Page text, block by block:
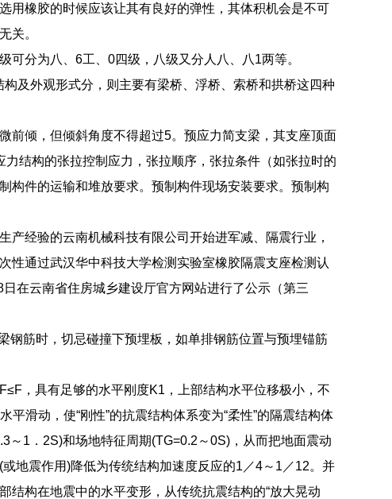
用橡胶的时候应该让其有良好的弹性，其体积机会是不可
关。
分为八、6工、0四级，八级又分人八、八1两等。
及外观形式分，则主要有梁桥、浮桥、索桥和拱桥这四种
前倾，但倾斜角度不得超过5。预应力简支梁，其支座顶面
结构的张拉控制应力，张拉顺序，张拉条件（如张拉时的
构件的运输和堆放要求。预制构件现场安装要求。预制构
经验的云南机械科技有限公司开始进军减、隔震行业，
性通过武汉华中科技大学检测实验室橡胶隔震支座检测认
在云南省住房城乡建设厅官方网站进行了公示（第三
钢筋时，切忌碰撞下预埋板，如单排钢筋位置与预埋锚筋
，具有足够的水平刚度K1，上部结构水平位移极小，不
滑动，使“刚性”的抗震结构体系变为“柔性”的隔震结构体
1．2S)和场地特征周期(TG=0.2～0S)，从而把地面震动
地震作用)降低为传统结构加速度反应的1／4～1／12。并
结构在地震中的水平变形，从传统抗震结构的“放大晃动